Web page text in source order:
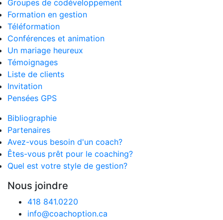
Groupes de codéveloppement
Formation en gestion
Téléformation
Conférences et animation
Un mariage heureux
Témoignages
Liste de clients
Invitation
Pensées GPS
Bibliographie
Partenaires
Avez-vous besoin d'un coach?
Êtes-vous prêt pour le coaching?
Quel est votre style de gestion?
Nous joindre
418 841.0220
info@coachoption.ca